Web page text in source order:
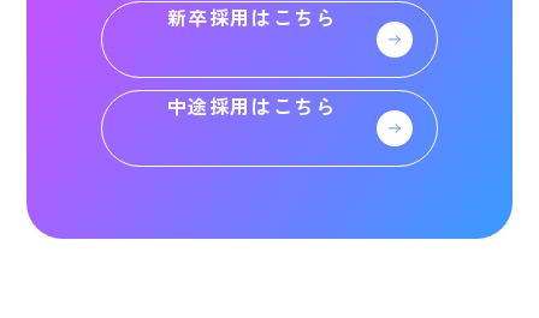
新卒採用はこちら
中途採用はこちら